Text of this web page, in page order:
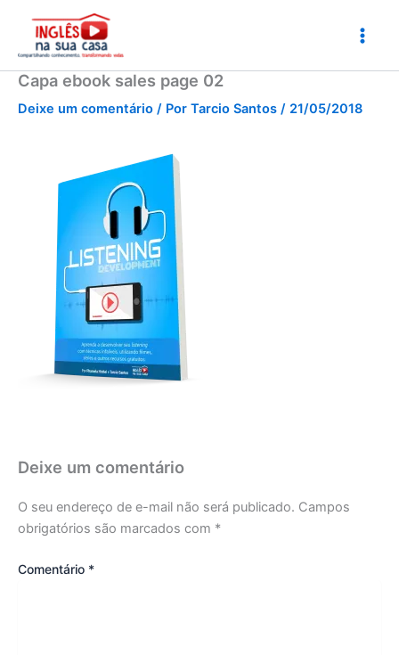
conteúdo
Capa ebook sales page 02
Deixe um comentário / Por Tarcio Santos / 21/05/2018
Deixe um comentário
O seu endereço de e-mail não será publicado. Campos
obrigatórios são marcados com *
Comentário *